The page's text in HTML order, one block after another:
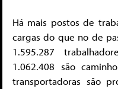
Há mais postos de
cargas do que no de
1.595.287
1.062.408 são
transportadoras são